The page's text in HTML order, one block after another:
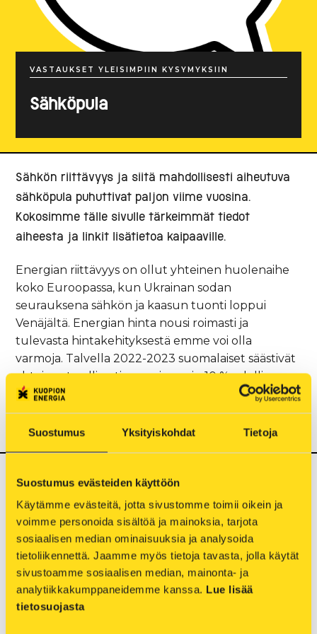
Suostumus Yksityiskohdat Tietoja
Suostumus evästeiden käyttöön
Käytämme evästeitä, jotta sivustomme toimii oikein ja
voimme personoida sisältöä ja mainoksia, tarjota
sosiaalisen median ominaisuuksia ja analysoida
tietoliikennettä. Jaamme myös tietoja tavasta, jolla käytät
sivustoamme sosiaalisen median, mainonta- ja
analytiikkakumppaneidemme kanssa. Lue lisää
tietosuojasta
VASTAUKSET YLEISIMPIIN KYSYMYKSIIN
Sähköpula
Sähkön riittävyys ja siitä mahdollisesti aiheutuva
sähköpula puhuttivat paljon viime vuosina.
Kokosimme tälle sivulle tärkeimmät tiedot
aiheesta ja linkit lisätietoa kaipaaville.
Energian riittävyys on ollut yhteinen huolenaihe
koko Euroopassa, kun Ukrainan sodan
seurauksena sähkön ja kaasun tuonti loppui
Venäjältä. Energian hinta nousi roimasti ja
tulevasta hintakehityksestä emme voi olla
varmoja. Talvella 2022-2023 suomalaiset säästivät
yhteisvastuullisesti energiaa noin 10 % edelliseen
vuoteen verrattuna. Sähköpula saatiin vältettyä
mm. säästämisellä ja käytön ajoittamisella. Jatkossa
Suomen sähköntuotanto vaikuttaa vakaalta.
Mikä on sähkön riittävyys talven 2022-2023
Mikä on talven 2024-2025 ennuste energian
riittävyydestä?
Mitä on sähköpula?
Miksi suunnitellut sähkökatkot ovat
mahdollisia?